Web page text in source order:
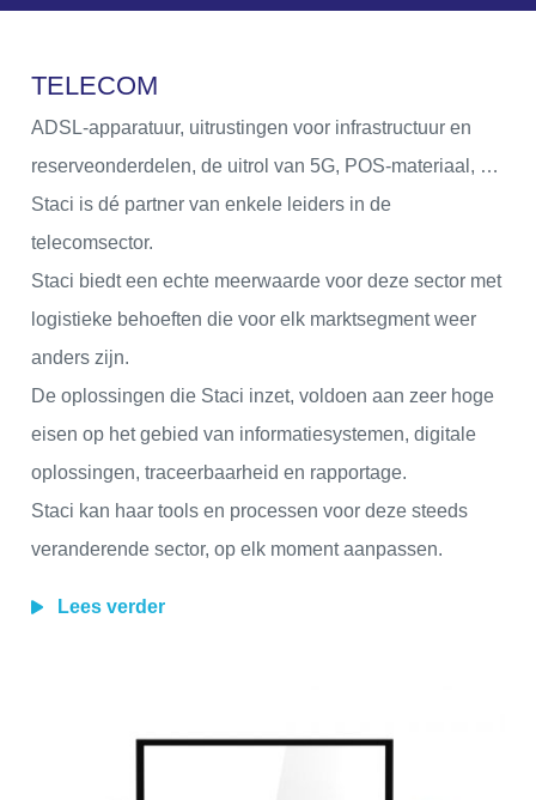
TELECOM
ADSL-apparatuur, uitrustingen voor infrastructuur en
reserveonderdelen, de uitrol van 5G, POS-materiaal, …
Staci is dé partner van enkele leiders in de
telecomsector.
Staci biedt een echte meerwaarde voor deze sector met
logistieke behoeften die voor elk marktsegment weer
anders zijn.
De oplossingen die Staci inzet, voldoen aan zeer hoge
eisen op het gebied van informatiesystemen, digitale
oplossingen, traceerbaarheid en rapportage.
Staci kan haar tools en processen voor deze steeds
veranderende sector, op elk moment aanpassen.
Lees verder